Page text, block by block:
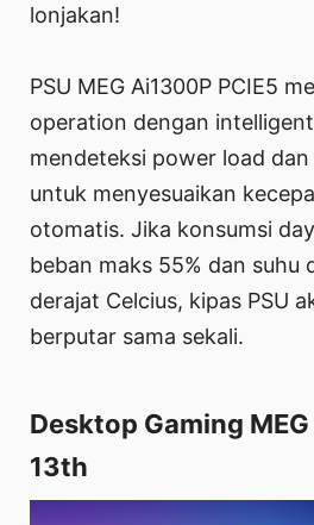
lonjakan!
PSU MEG Ai1300P PCIE5
operation dengan
mendeteksi power load
untuk menyesuaikan
otomatis. Jika konsumsi
beban maks 55% dan suhu
derajat Celcius, kipas PSU
berputar sama sekali.
Desktop Gaming
13th